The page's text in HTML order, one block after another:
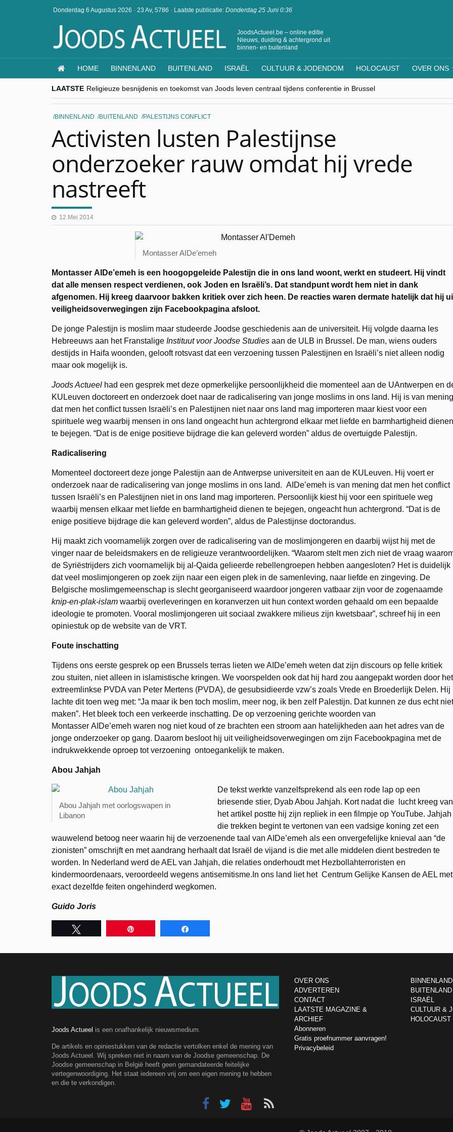
Donderdag 6 Augustus 2026 · 23 Av, 5786 · Laatste publicatie: Donderdag 25 Juni 0:36
JoodsActueel.be – online editie
Nieuws, duiding & achtergrond uit
binnen- en buitenland
HOME BINNENLAND BUITENLAND ISRAËL CULTUUR & JODENDOM HOLOCAUST OVER ONS
LAATSTE Religieuze besnijdenis en toekomst van Joods leven centraal tijdens conferentie in Brussel
“Besnijdenisdebat toont hoe moeilijk seculiere Westen minderheden begrijpt”, Jinnih Beels (Vooruit)
CITYTRIP | ROEMENIË – Boekarest: de verrassing van Oost-Europa
“Vandaag zit elke Jood in België op de beklaagdenbank”
BINNENLAND BUITENLAND PALESTIJNS CONFLICT
Activisten lusten Palestijnse
onderzoeker rauw omdat hij vrede
nastreeft
12 Mei 2014
Montasser AIDe’emeh
Montasser AIDe’emeh is een hoogopgeleide Palestijn die in ons land woont, werkt en studeert. Hij vindt
dat alle mensen respect verdienen, ook Joden en Israëli’s. Dat standpunt wordt hem niet in dank
afgenomen. Hij kreeg daarvoor bakken kritiek over zich heen. De reacties waren dermate hatelijk dat hij
veiligheidsoverwegingen zijn Facebookpagina afsloot.
De jonge Palestijn is moslim maar studeerde Joodse geschiedenis aan de universiteit. Hij volgde daarna les
Hebreeuws aan het Franstalige Instituut voor Joodse Studies aan de ULB in Brussel. De man, wiens ouders
destijds in Haifa woonden, gelooft rotsvast dat een verzoening tussen Palestijnen en Israëli’s niet alleen nodig
maar ook mogelijk is.
Joods Actueel had een gesprek met deze opmerkelijke persoonlijkheid die momenteel aan de UAntwerpen en
KULeuven doctoreert en onderzoek doet naar de radicalisering van jonge moslims in ons land. Hij is van mening
dat men het conflict tussen Israëli’s en Palestijnen niet naar ons land mag importeren maar kiest voor een
spirituele weg waarbij mensen in ons land ongeacht hun achtergrond elkaar met liefde en barmhartigheid dienen
te bejegen. “Dat is de enige positieve bijdrage die kan geleverd worden” aldus de overtuigde Palestijn.
Radicalisering
Momenteel doctoreert deze jonge Palestijn aan de Antwerpse universiteit en aan de KULeuven. Hij voert er
onderzoek naar de radicalisering van jonge moslims in ons land. AIDe’emeh is van mening dat men het conflict
tussen Israëli’s en Palestijnen niet in ons land mag importeren. Persoonlijk kiest hij voor een spirituele weg
waarbij mensen elkaar met liefde en barmhartigheid dienen te bejegen, ongeacht hun achtergrond. “Dat is de
enige positieve bijdrage die kan geleverd worden”, aldus de Palestijnse doctorandus.
Hij maakt zich voornamelijk zorgen over de radicalisering van de moslimjongeren en daarbij wijst hij met de
vinger naar de beleidsmakers en de religieuze verantwoordelijken. “Waarom stelt men zich niet de vraag
de Syriëstrijders zich voornamelijk bij al-Qaida gelieerde rebellengroepen hebben aangesloten? Het is duidelijk
dat veel moslimjongeren op zoek zijn naar een eigen plek in de samenleving, naar liefde en zingeving. De
Belgische moslimgemeenschap is slecht georganiseerd waardoor jongeren vatbaar zijn voor de zogenaamde
knip-en-plak-islam waarbij overleveringen en koranverzen uit hun context worden gehaald om een bepaalde
ideologie te promoten. Vooral moslimjongeren uit sociaal zwakkere milieus zijn kwetsbaar”, schreef hij in een
opiniestuk op de website van de VRT.
Foute inschatting
Tijdens ons eerste gesprek op een Brussels terras lieten we AIDe’emeh weten dat zijn discours op felle kritiek
zou stuiten, niet alleen in islamistische kringen. We voorspelden ook dat hij hard zou aangepakt worden door het
extreemlinkse PVDA van Peter Mertens (PVDA), de gesubsidieerde vzw’s zoals Vrede en Broederlijk Delen. Hij
lachte dit toen weg met: “Ja maar ik ben toch moslim, meer nog, ik ben zelf Palestijn. Dat kunnen ze dus echt niet
maken”. Het bleek toch een verkeerde inschatting. De op verzoening gerichte woorden van
Montasser AIDe’emeh waren nog niet koud of ze brachten een stroom aan hatelijkheden aan het adres van de
jonge onderzoeker op gang. Daarom besloot hij uit veiligheidsoverwegingen om zijn Facebookpagina met de
indrukwekkende oproep tot verzoening ontoegankelijk te maken.
Abou Jahjah
Abou Jahjah met oorlogswapen in
Libanon
De tekst werkte vanzelfsprekend als een rode lap op een
briesende stier, Dyab Abou Jahjah. Kort nadat die lucht kreeg van
het artikel postte hij zijn repliek in een filmpje op YouTube. Jahjah
die trekken begint te vertonen van een vadsige koning zet een
wauwelend betoog neer waarin hij de verzoenende taal van AIDe’emeh als een onvergefelijke knieval aan “de
zionisten” omschrijft en met aandrang herhaalt dat Israël de vijand is die met alle middelen dient bestreden te
worden. In Nederland werd de AEL van Jahjah, die relaties onderhoudt met Hezbollahterroristen en
kindermoordenaars, veroordeeld wegens antisemitisme.In ons land liet het Centrum Gelijke Kansen de AEL met
exact dezelfde feiten ongehinderd wegkomen.
Guido Joris
Joods Actueel is een onafhankelijk nieuwsmedium.
De artikels en opiniestukken van de redactie vertolken enkel de mening van
Joods Actueel. Wij spreken niet in naam van de Joodse gemeenschap. De
Joodse gemeenschap in België heeft geen gemandateerde feitelijke
vertegenwoordiging. Het staat iedereen vrij om een eigen mening te hebben
en die te verkondigen.
OVER ONS
ADVERTEREN
CONTACT
LAATSTE MAGAZINE &
ARCHIEF
Abonneren
Gratis proefnummer aanvragen!
Privacybeleid
BINNENLAND
BUITENLAND
ISRAËL
CULTUUR &
HOLOCAUST